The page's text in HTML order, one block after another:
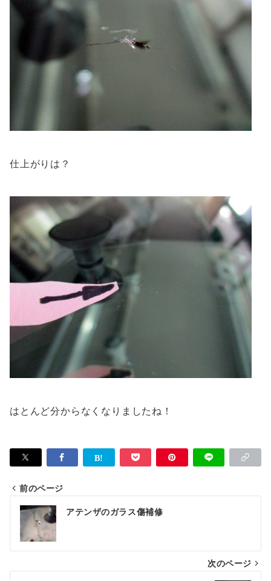
仕上がりは？
はとんど分からなくなりましたね！
投
稿
ナ
ビ
前のページ
アテンザのガラス傷補修
次のページ